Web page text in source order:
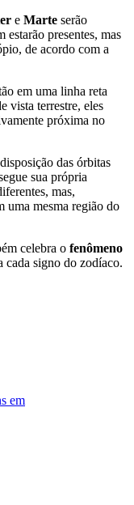
e Marte serão
estarão presentes, mas
de acordo com a
em uma linha reta
vista terrestre, eles
próxima no
das órbitas
sua própria
mas,
uma mesma região do
celebra o fenômeno
signo do zodíaco.
em